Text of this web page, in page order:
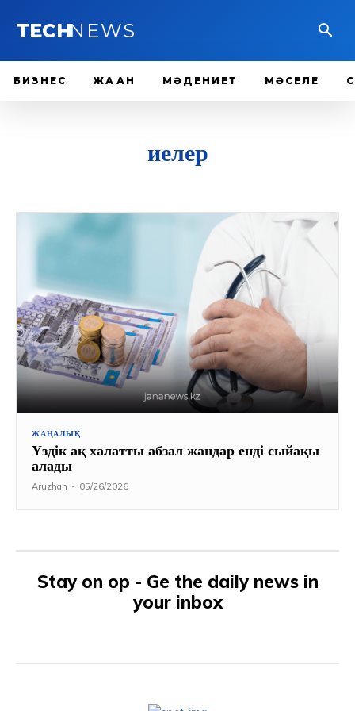
TECHNEWS
БИЗНЕС ЖАҺАН МӘДЕНИЕТ МӘСЕЛЕ
иелер
ЖАҢАЛЫҚ
Үздік ақ халатты абзал жандар енді сыйақы
алады
Aruzhan - 05/26/2026
Stay on op - Ge the daily news in
your inbox